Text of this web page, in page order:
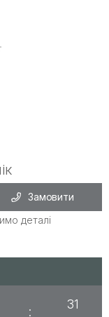
Замовити
деталі
:
31